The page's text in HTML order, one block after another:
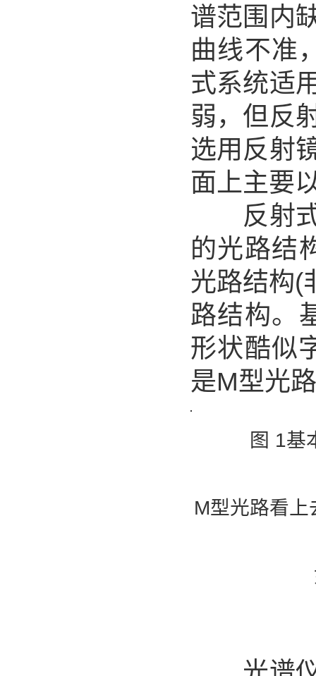
谱范围内
曲线不准
式系统适
弱，但反
选用反射
面上主要
反射式
的光路结
光路结构(
路结构。
形状酷似
是M型光
图 1基本
M型光路看上